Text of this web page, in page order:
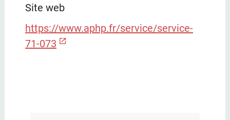
Site web
https://www.aphp.fr/service/service-
71-073